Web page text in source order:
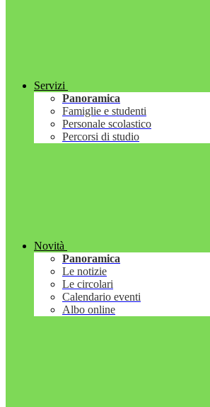
Servizi
Panoramica
Famiglie e studenti
Personale scolastico
Percorsi di studio
Novità
Panoramica
Le notizie
Le circolari
Calendario eventi
Albo online